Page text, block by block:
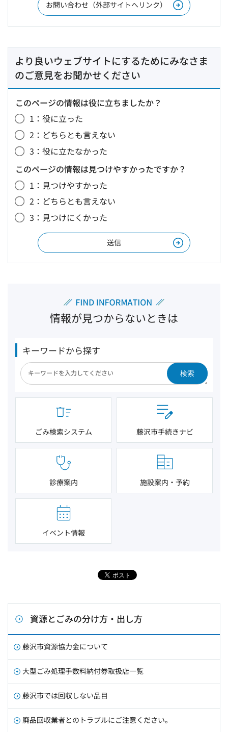
お問い合わせ（外部サイトへリンク）
より良いウェブサイトにするためにみなさま
のご意見をお聞かせください
このページの情報は役に立ちましたか？
1：役に立った
2：どちらとも言えない
3：役に立たなかった
このページの情報は見つけやすかったですか？
1：見つけやすかった
2：どちらとも言えない
3：見つけにくかった
情報が見つからないときは
キーワードから探す
検索
ごみ検索システム 藤沢市手続きナビ
診療案内 施設案内・予約
イベント情報
資源とごみの分け方・出し方
藤沢市資源協力金について
大型ごみ処理手数料納付券取扱店一覧
藤沢市では回収しない品目
廃品回収業者とのトラブルにご注意ください。